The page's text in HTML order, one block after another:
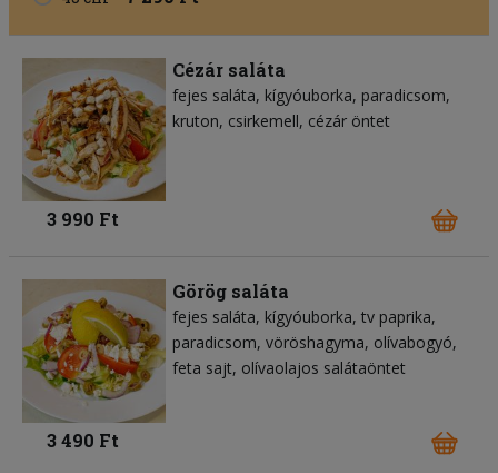
Cézár saláta
fejes saláta kígyóuborka paradicsom
kruton csirkemell cézár öntet
3 990 Ft
Görög saláta
fejes saláta kígyóuborka tv paprika
paradicsom vöröshagyma olívabogyó
feta sajt olívaolajos salátaöntet
3 490 Ft